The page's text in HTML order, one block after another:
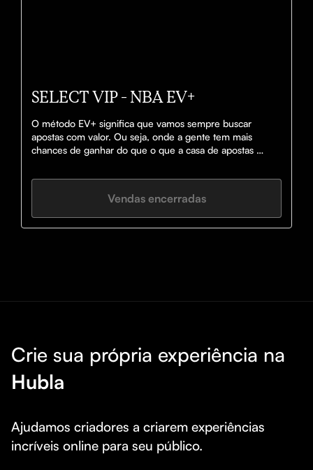
SELECT VIP - NBA EV+
O método EV+ significa que vamos sempre buscar
apostas com valor. Ou seja, onde a gente tem mais
chances de ganhar do que o que a casa de apostas
Vendas encerradas
Crie sua própria experiência na
Hubla
Ajudamos criadores a criarem experiências
incríveis online para seu público.